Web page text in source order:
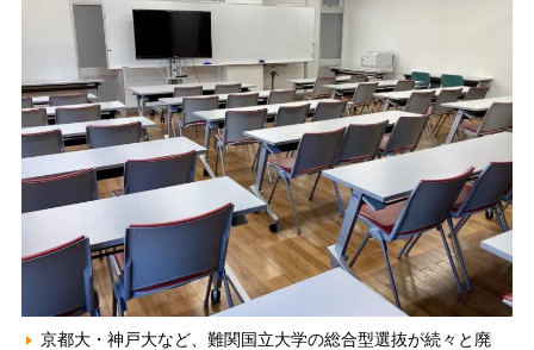
京都大・神戸大など、難関国立大学の総合型選抜が続々と廃